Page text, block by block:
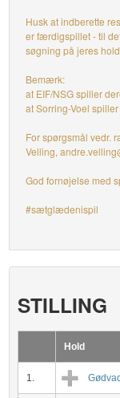
Husk at indberette
er færdigspillet - til
søgning på jeres
Bemærk:
at EIF/NSG spiller
at Sorring-Voel
For spørgsmål vedr.
Velling,
God fornøjelse med
#sætglædenispil
STILLING
Hold
1.